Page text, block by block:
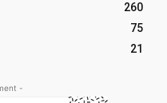
260
75
21
-